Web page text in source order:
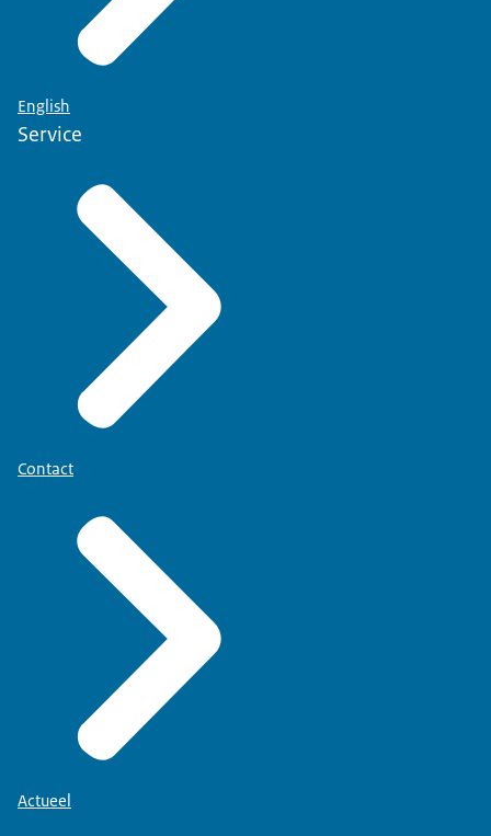
English
Service
Contact
Actueel